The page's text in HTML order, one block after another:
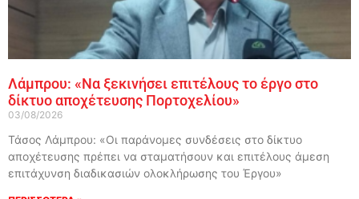
Λάμπρου: «Να ξεκινήσει επιτέλους το έργο στο
δίκτυο αποχέτευσης Πορτοχελίου»
03/08/2026
Τάσος Λάμπρου: «Οι παράνομες συνδέσεις στο δίκτυο
αποχέτευσης πρέπει να σταματήσουν και επιτέλους άμεση
επιτάχυνση διαδικασιών ολοκλήρωσης του Έργου»